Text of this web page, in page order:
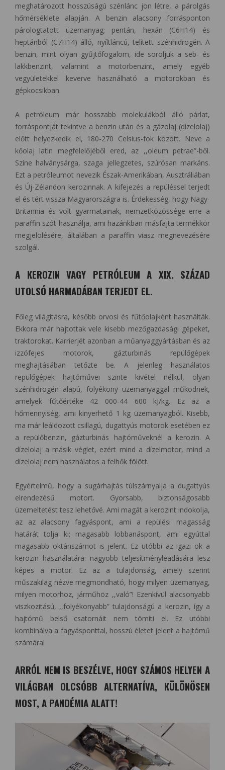
meghatározott hosszúságú szénlánc jön létre, a párolgás
hőmérséklete alapján. A benzin alacsony forrásponton
párologtatott üzemanyag; pentán, hexán (C6H14) és
heptánból (C7H14) álló, nyíltláncú, telített szénhidrogén. A
benzin, mint olyan gyűjtőfogalom, ide soroljuk a seb- és
lakkbenzint, valamint a motorbenzint, amely egyéb
vegyületekkel keverve használható a motorokban és
gépkocsikban.
A petróleum már hosszabb molekulákból álló párlat,
forráspontját tekintve a benzin után és a gázolaj (dízelolaj)
előtt helyezkedik el, 180-270 Celsius-fok között. Neve a
kőolaj latin megfelelőjéből ered, az ,,oleum petrae”-ből.
Színe halványsárga, szaga jellegzetes, szúrósan markáns.
Ezt a petróleumot nevezik Észak-Amerikában, Ausztráliában
és Új-Zélandon kerozinnak. A kifejezés a repüléssel terjedt
el és tért vissza Magyarországra is. Érdekesség, hogy Nagy-
Britannia és volt gyarmatainak, nemzetközössége erre a
paraffin szót használja, ami hazánkban másfajta termékkör
megjelölésére, általában a paraffin viasz megnevezésére
szolgál.
A KEROZIN VAGY PETRÓLEUM A XIX. SZÁZAD
UTOLSÓ HARMADÁBAN TERJEDT EL.
Főleg világításra, később orvosi és fűtőolajként használták.
Ekkora már hajtottak vele kisebb mezőgazdasági gépeket,
traktorokat. Karrierjét azonban a műanyaggyártásban és az
izzófejes motorok, gázturbinás repülőgépek
meghajtásában tetőzte be. A jelenleg használatos
repülőgépek hajtóművei szinte kivétel nélkül, olyan
szénhidrogén alapú, folyékony üzemanyaggal működnek,
amelyek fűtőértéke 42 000-44 600 kJ/kg. Ez az a
hőmennyiség, ami kinyerhető 1 kg üzemanyagból. Kisebb,
ma már leáldozott csillagú, dugattyús motorok esetében ez
a repülőbenzin, gázturbinás hajtóműveknél a kerozin. A
dízelolaj a másik véglet, ezért mind a dízelmotor, mind a
dízelolaj nem használatos a felhők fölött.
Egyértelmű, hogy a sugárhajtás túlszárnyalja a dugattyús
elrendezésű motort. Gyorsabb, biztonságosabb
üzemeltetést tesz lehetővé. Ami magát a kerozint indokolja,
az az alacsony fagyáspont, ami a repülési magasság
határát tolja ki; magasabb lobbanáspont, ami egyúttal
magasabb oktánszámot is jelent. Ez utóbbi az igazi ok a
kerozin használatára: nagyobb teljesítményleadására lesz
képes a motor. Ez az a tulajdonság, amely szerint
műszakilag nézve megmondható, hogy milyen üzemanyag,
milyen motorhoz, járműhöz ,,való”! Ezenkívül alacsonyabb
viszkozitású, ,,folyékonyabb” tulajdonságú a kerozin, így a
hajtómű belső csatornáit nem tömíti el. Ez utóbbi
kombinálva a fagyásponttal, hosszú életet jelent a hajtómű
számára!
ARRÓL NEM IS BESZÉLVE, HOGY SZÁMOS HELYEN A
VILÁGBAN OLCSÓBB ALTERNATÍVA, KÜLÖNÖSEN
MOST, A PANDÉMIA ALATT!